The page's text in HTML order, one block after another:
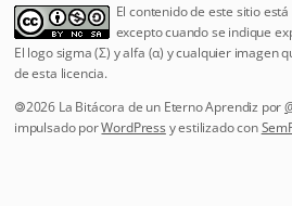
El contenido de este sitio
excepto cuando se indique
El logo sigma (Σ) y alfa (α) y cualquier imagen
de esta licencia.
🄯2026 La Bitácora de un Eterno Aprendiz por
impulsado porWordPress y estilizado con